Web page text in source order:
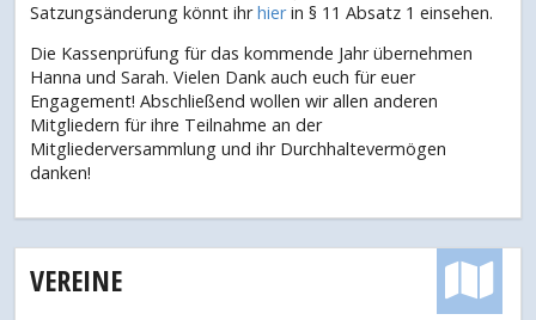
Satzungsänderung könnt ihrhierin § 11 Absatz 1 einsehen.
Die Kassenprüfung für das kommende Jahr übernehmen
Hanna und Sarah. Vielen Dank auch euch für euer
Engagement! Abschließend wollen wir allen anderen
Mitgliedern für ihre Teilnahme an der
Mitgliederversammlung und ihr Durchhaltevermögen
danken!
VEREINE